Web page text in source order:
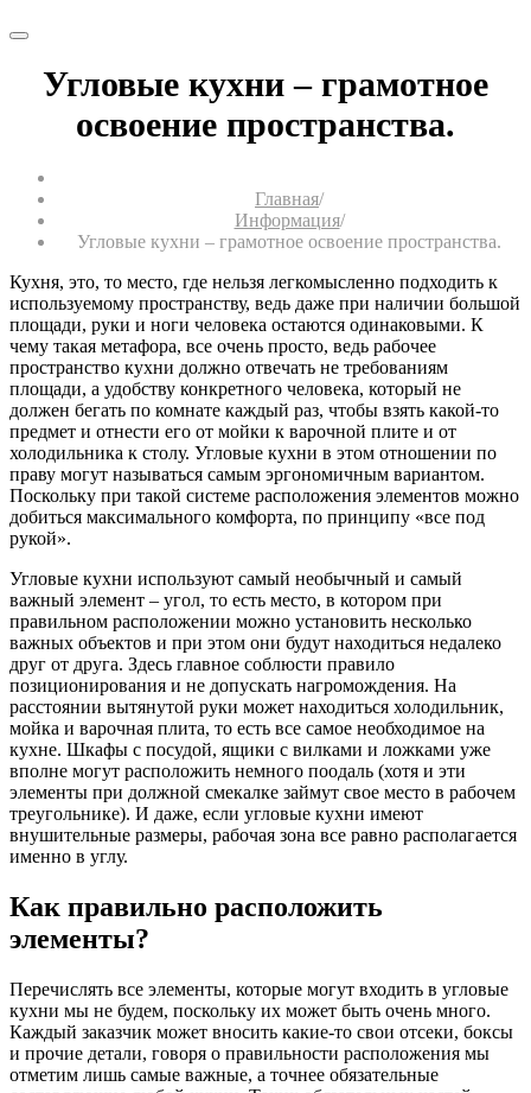
Угловые кухни – грамотное
освоение пространства.
Главная/
Информация/
Угловые кухни – грамотное освоение пространства.
Кухня, это, то место, где нельзя легкомысленно подходить к
используемому пространству, ведь даже при наличии большой
площади, руки и ноги человека остаются одинаковыми. К
чему такая метафора, все очень просто, ведь рабочее
пространство кухни должно отвечать не требованиям
площади, а удобству конкретного человека, который не
должен бегать по комнате каждый раз, чтобы взять какой-то
предмет и отнести его от мойки к варочной плите и от
холодильника к столу. Угловые кухни в этом отношении по
праву могут называться самым эргономичным вариантом.
Поскольку при такой системе расположения элементов можно
добиться максимального комфорта, по принципу «все под
рукой».
Угловые кухни используют самый необычный и самый
важный элемент – угол, то есть место, в котором при
правильном расположении можно установить несколько
важных объектов и при этом они будут находиться недалеко
друг от друга. Здесь главное соблюсти правило
позиционирования и не допускать нагромождения. На
расстоянии вытянутой руки может находиться холодильник,
мойка и варочная плита, то есть все самое необходимое на
кухне. Шкафы с посудой, ящики с вилками и ложками уже
вполне могут расположить немного поодаль (хотя и эти
элементы при должной смекалке займут свое место в рабочем
треугольнике). И даже, если угловые кухни имеют
внушительные размеры, рабочая зона все равно располагается
именно в углу.
Как правильно расположить
элементы?
Перечислять все элементы, которые могут входить в угловые
кухни мы не будем, поскольку их может быть очень много.
Каждый заказчик может вносить какие-то свои отсеки, боксы
и прочие детали, говоря о правильности расположения мы
отметим лишь самые важные, а точнее обязательные